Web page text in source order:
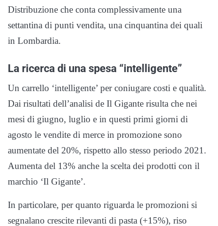
Distribuzione che conta complessivamente una
settantina di punti vendita, una cinquantina dei quali
in Lombardia.
La ricerca di una spesa “intelligente”
Un carrello ‘intelligente’ per coniugare costi e qualità.
Dai risultati dell’analisi de Il Gigante risulta che nei
mesi di giugno, luglio e in questi primi giorni di
agosto le vendite di merce in promozione sono
aumentate del 20%, rispetto allo stesso periodo 2021.
Aumenta del 13% anche la scelta dei prodotti con il
marchio ‘Il Gigante’.
In particolare, per quanto riguarda le promozioni si
segnalano crescite rilevanti di pasta (+15%), riso